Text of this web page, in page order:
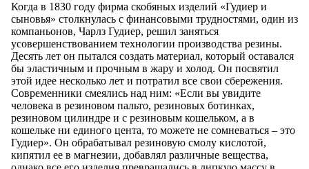
Когда в 1830 году фирма скобяных изделий «Гудиер и
сыновья» столкнулась с финансовыми трудностями, один из
компаньонов, Чарлз Гудиер, решил заняться
усовершенствованием технологии производства резины.
Десять лет он пытался создать материал, который оставался
бы эластичным и прочным в жару и холод. Он посвятил
этой идее несколько лет и потратил все свои сбережения.
Современники смеялись над ним: «Если вы увидите
человека в резиновом пальто, резиновых ботинках,
резиновом цилиндре и с резиновым кошельком, а в
кошельке ни единого цента, то можете не сомневаться – это
Гудиер». Он обрабатывал резиновую смолу кислотой,
кипятил ее в магнезии, добавлял различные вещества,